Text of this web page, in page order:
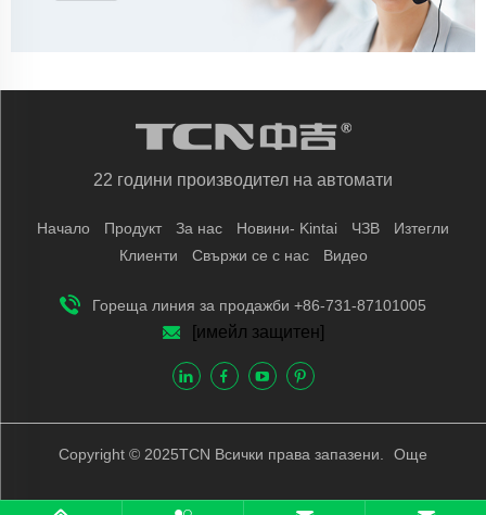
22 години производител на автомати
Начало Продукт За нас Новини- Kintai ЧЗВ
Изтегли
Клиенти
Свържи се с нас Видео
Гореща линия за продажби +86-731-87101005
[имейл защитен]
Copyright © 2025TCN Всички права запазени. Още